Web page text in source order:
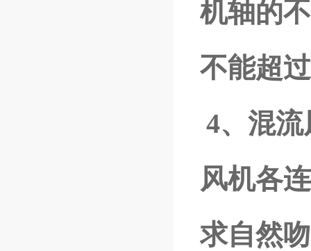
机轴的
不能超
4、混
风机各
求自然